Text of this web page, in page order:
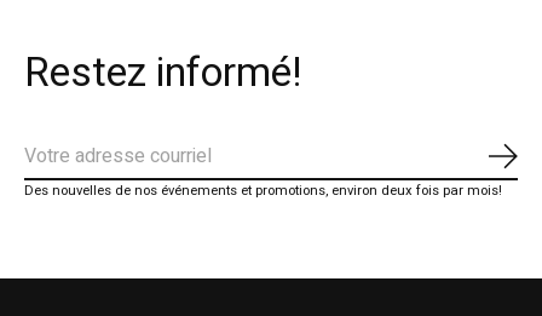
Restez informé!
Des nouvelles de nos événements et promotions, environ deux fois par mois!